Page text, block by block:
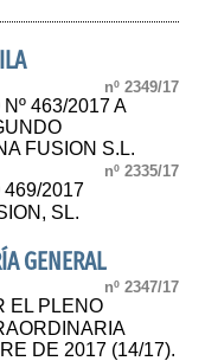
nº 2349/17
463/2017 A
FUSION S.L.
nº 2335/17
469/2017
SL.
GENERAL
nº 2347/17
EL PLENO
DE 2017 (14/17).